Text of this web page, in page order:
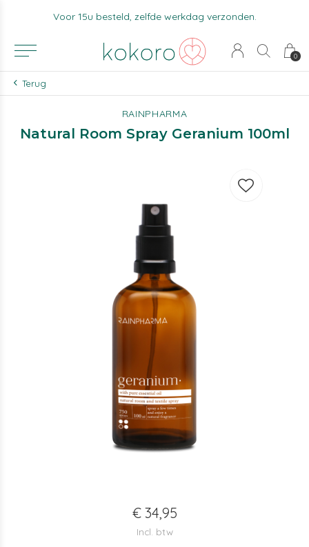
0
Voor 15u besteld, zelfde werkdag verzonden.
Terug
RAINPHARMA
Natural Room Spray Geranium 100ml
€ 34,95
Incl. btw